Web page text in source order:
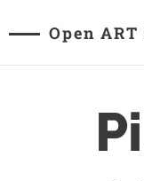
Open ART